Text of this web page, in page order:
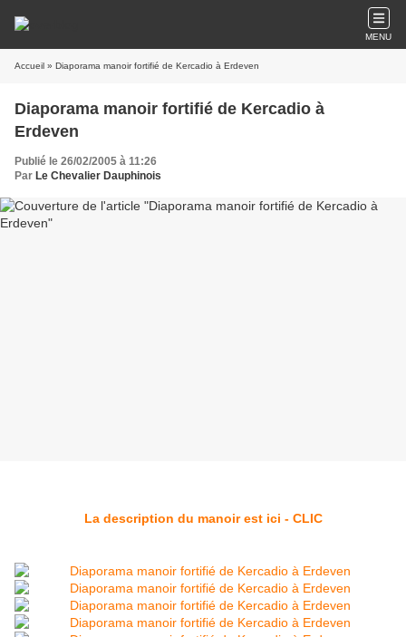
MENU
Accueil » Diaporama manoir fortifié de Kercadio à Erdeven
Diaporama manoir fortifié de Kercadio à
Erdeven
Publié le 26/02/2005 à 11:26
Par Le Chevalier Dauphinois
La description du manoir est ici - CLIC